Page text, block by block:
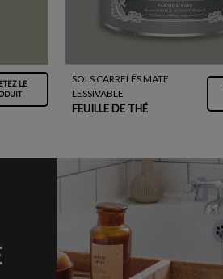
LE
SOLS CARRELÉS MATE
LESSIVABLE
FEUILLE DE THÉ